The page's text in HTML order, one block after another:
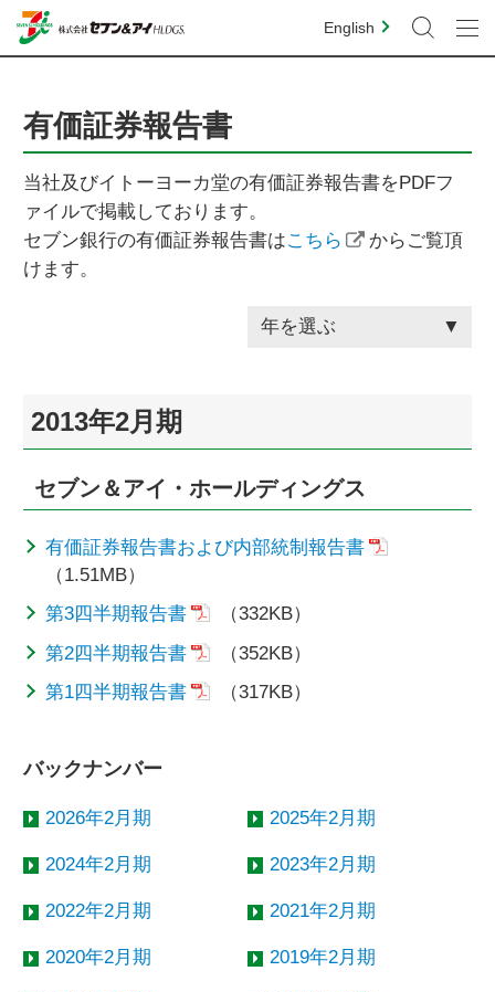
English
有価証券報告書
当社及びイトーヨーカ堂の有価証券報告書をPDFフ
ァイルで掲載しております。
セブン銀行の有価証券報告書はこちら
からご覧頂
けます。
年を選ぶ
2013年2月期
セブン＆アイ・ホールディングス
有価証券報告書および内部統制報告書
（1.51MB）
第3四半期報告書
（332KB）
第2四半期報告書
（352KB）
第1四半期報告書
（317KB）
バックナンバー
2026年2月期 2025年2月期
2024年2月期 2023年2月期
2022年2月期 2021年2月期
2020年2月期 2019年2月期